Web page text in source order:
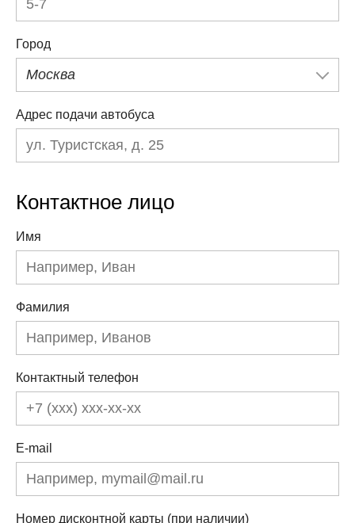
Город
Москва
Адрес подачи автобуса
Контактное лицо
Имя
Фамилия
Контактный телефон
E-mail
Номер дисконтной карты (при наличии)